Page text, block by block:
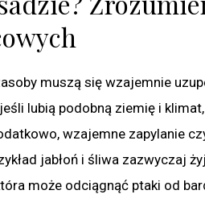
muszą się wzajemnie
lubią podobną ziemię i
wzajemne zapylanie
jabłoń i śliwa zazwyczaj
może odciągnąć ptaki od